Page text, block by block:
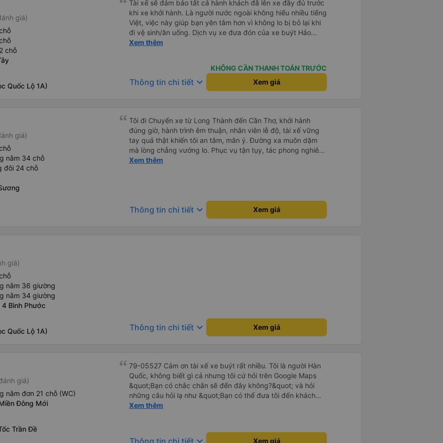
giá)
chỗ
Quốc Lộ 1A)
Tài xế sẽ đảm bảo tất cả hành khách đã lên xe đầy đủ trước
khi xe khởi hành. Là người nước ngoài không hiểu nhiều tiếng
Việt, việc này giúp bạn yên tâm hơn vì không lo bị bỏ lại khi
đi vệ sinh/ăn uống. Dịch vụ xe đưa đón của xe buýt Hảo
cũng là một điểm cộng, đưa bạn từ bến xe đến chỗ ở MIỄN
vẫn còn mơ màng và loay hoay tìm taxi về khách sạn.
Xem thêm
KHÔNG CẦN THANH TOÁN TRƯỚC
Thông tin chi tiết keyboard_arrow_down Xem giá
giá)
nằm 34 chỗ
đôi 24 chỗ
Tôi đi Chuyến xe từ Long Thành đến Cần Thơ, khởi hành
đúng giờ, hành trình êm thuận, nhân viên lễ độ, tài xế vững
tay quả thật khiến tôi an tâm, mãn ý. Đường xa muôn dặm
mà lòng chẳng vướng lo. Phục vụ tận tụy, tác phong nghiêm
cẩn, hiếm thấy giữa thời buổi kim tiền vội vã. Xã hội loạn đạo.
Xem thêm
Thông tin chi tiết keyboard_arrow_down Xem giá
giá)
nằm 36 giường
nằm 34 giường
4 Bình Phước
Quốc Lộ 1A)
Thông tin chi tiết keyboard_arrow_down Xem giá
giá)
nằm đơn 21 chỗ (WC)
Đông Mới
Trần Đề
79-05527 Cảm ơn tài xế xe buýt rất nhiều. Tôi là người Hàn
Quốc, không biết gì cả nhưng tôi cứ hỏi trên Google Maps
&quot;Bạn có chắc chắn sẽ đến đây không?&quot; và hỏi
những câu hỏi lạ như &quot;Bạn có thể đưa tôi đến khách
sạn của chúng tôi không?&quot; Nhưng tài xế đã quan tâm.
và thậm chí còn đón tôi tại khách sạn bằng xe limousine vào
Xem thêm
Xem giá